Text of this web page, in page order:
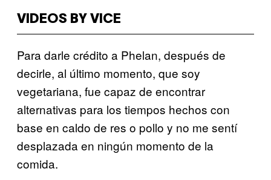
VIDEOS BY VICE
Para darle crédito a Phelan, después de
decirle, al último momento, que soy
vegetariana, fue capaz de encontrar
alternativas para los tiempos hechos con
base en caldo de res o pollo y no me sentí
desplazada en ningún momento de la
comida.